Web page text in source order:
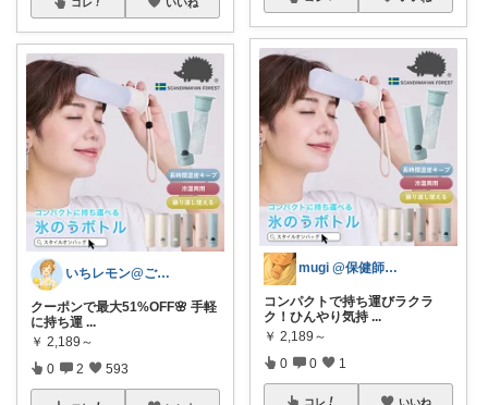
いちレモン@ご購入感謝です🍋✨️
クーポンで最大51%OFF🌸 手軽
に持ち運 ...
￥ 2,189～
0 2 593
mugi @保健師ママ×0歳育児
コンパクトで持ち運びラクラ
ク！ひんやり気持 ...
￥ 2,189～
0 0 1
コレ いいね